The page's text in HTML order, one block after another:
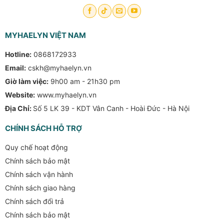
từ 1–2 lần/tuần tùy thể trạng.
Đối với người có tiền sử tai biến hoặc huyết áp cao
theo chỉ định của chuyên gia y tế.
Cách uống: Có thể nhai trực tiếp hoặc uống với nước
ấm. Nên dùng sau bữa ăn để giúp hấp thu tốt hơn.
Bảo quản: Nơi khô ráo, thoáng mát, tránh ánh nắng trực
tiếp hoặc nơi có độ ẩm cao.
MYHAELYN VIỆT NAM
Hotline:0868172933
Email:cskh@myhaelyn.vn
Giờ làm việc:9h00 am - 21h30 pm
Website:www.myhaelyn.vn
Địa Chỉ: Số 5 LK 39 - KDT Vân Canh - Hoài Đức - Hà Nội
CHÍNH SÁCH HỖ TRỢ
Quy chế hoạt động
Chính sách bảo mật
Chính sách vận hành
Chính sách giao hàng
Chính sách đổi trả
Chính sách bảo mật